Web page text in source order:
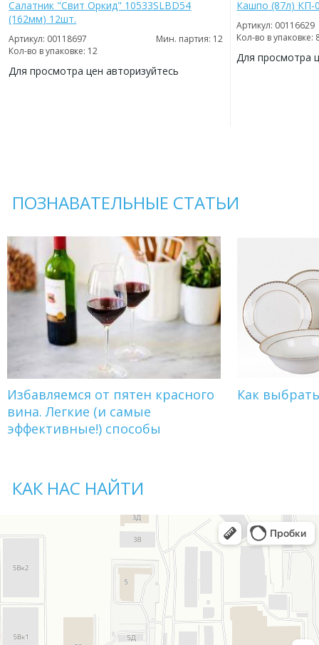
Салатник "Свит Оркид" 10533SLBD54
(162мм) 12шт.
Артикул: 00118697
Мин. партия: 12
Кол-во в упаковке: 12
Для просмотра цен авторизуйтесь
Кашпо (87л) КП-
Артикул: 00116629
Кол-во в упаковке:
Для просмотра
ПОЗНАВАТЕЛЬНЫЕ СТАТЬИ
Избавляемся от пятен красного
вина. Легкие (и самые
эффективные!) способы
Как
КАК НАС НАЙТИ